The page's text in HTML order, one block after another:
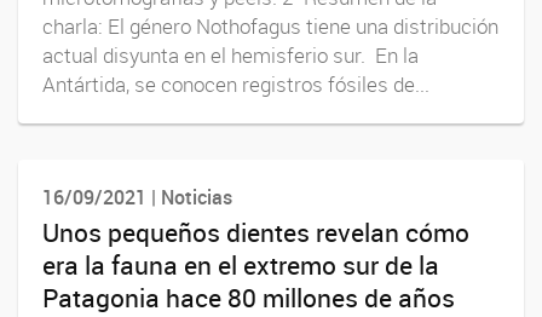
charla: El género Nothofagus tiene una distribución
actual disyunta en el hemisferio sur. En la
Antártida, se conocen registros fósiles de...
16/09/2021 | Noticias
Unos pequeños dientes revelan cómo
era la fauna en el extremo sur de la
Patagonia hace 80 millones de años